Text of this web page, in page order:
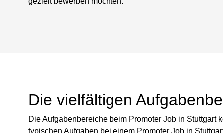
Die vielfältigen
Die Aufgabenbereiche beim Promoter Job in Stuttgart
typischen Aufgaben bei einem Promoter Job in